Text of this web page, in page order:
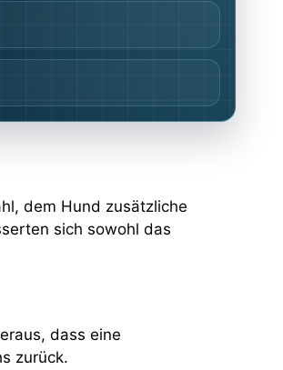
dem Hund zusätzliche
sich sowohl das
dass eine
zurück.